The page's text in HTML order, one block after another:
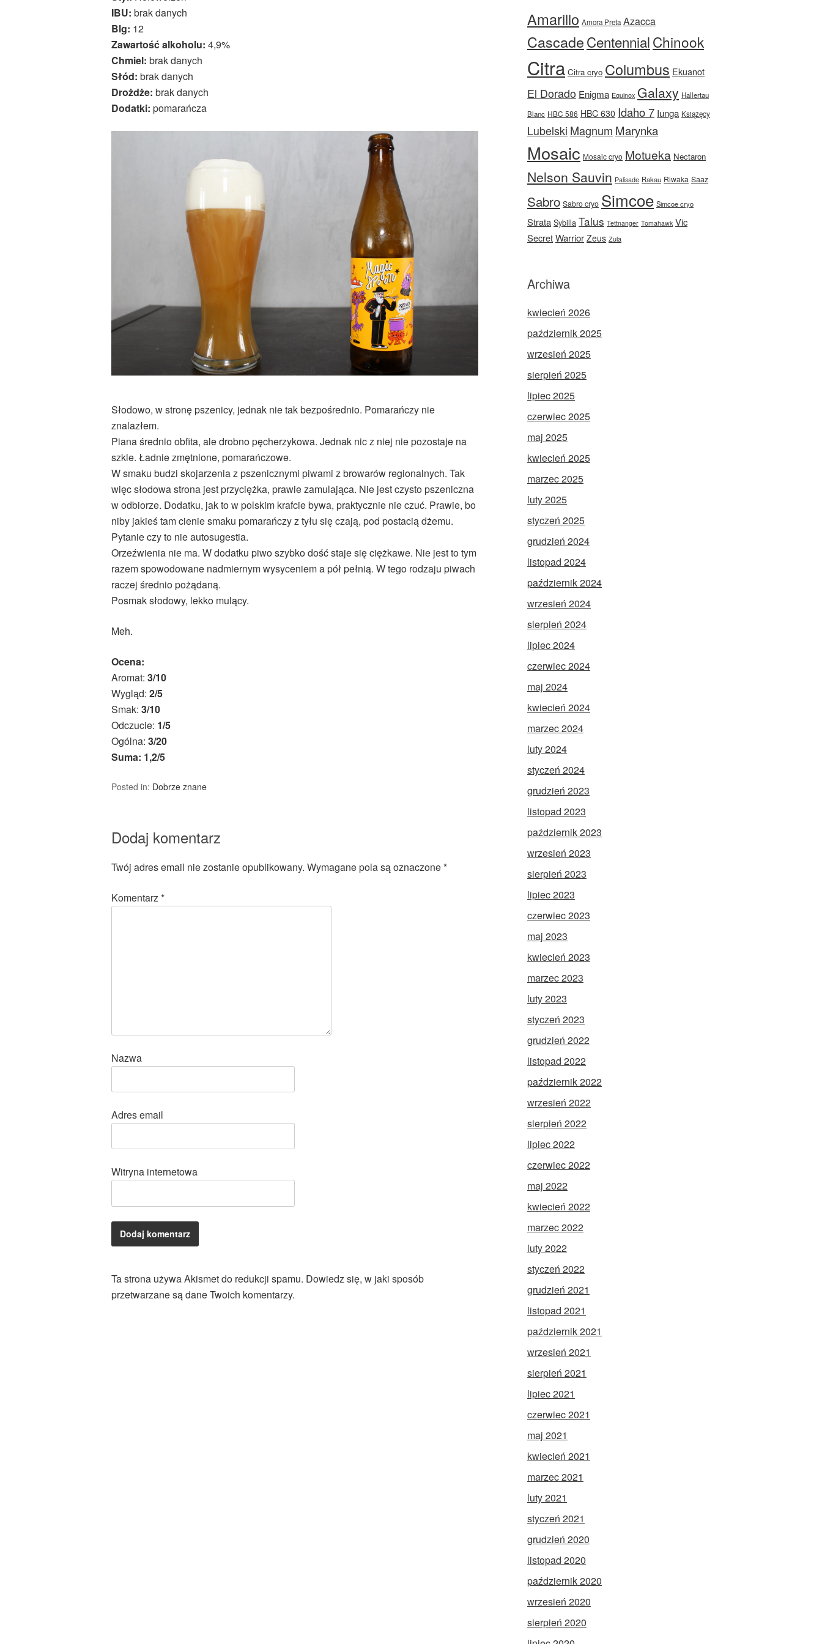
IBU: brak danych
Blg: 12
Zawartość alkoholu: 4,9%
Chmiel: brak danych
Słód: brak danych
Drożdże: brak danych
Dodatki: pomarańcza
Słodowo, w stronę pszenicy, jednak nie tak bezpośrednio. Pomarańczy nie
znalazłem.
Piana średnio obfita, ale drobno pęcherzykowa. Jednak nic z niej nie pozostaje na
szkle. Ładnie zmętnione, pomarańczowe.
W smaku budzi skojarzenia z pszenicznymi piwami z browarów regionalnych. Tak
więc słodowa strona jest przyciężka, prawie zamulająca. Nie jest czysto pszeniczna
w odbiorze. Dodatku, jak to w polskim krafcie bywa, praktycznie nie czuć. Prawie, bo
niby jakieś tam cienie smaku pomarańczy z tyłu się czają, pod postacią dżemu.
Pytanie czy to nie autosugestia.
Orzeźwienia nie ma. W dodatku piwo szybko dość staje się ciężkawe. Nie jest to tym
razem spowodowane nadmiernym wysyceniem a pół pełnią. W tego rodzaju piwach
raczej średnio pożądaną.
Posmak słodowy, lekko mulący.
Meh.
Ocena:
Aromat: 3/10
Wygląd: 2/5
Smak: 3/10
Odczucie: 1/5
Ogólna: 3/20
Suma: 1,2/5
Posted in: Dobrze znane
Dodaj komentarz
Twój adres email nie zostanie opublikowany. Wymagane pola są oznaczone*
Komentarz*
Nazwa
Adres email
Witryna internetowa
Ta strona używa Akismet do redukcji spamu. Dowiedz się, w jaki sposób
przetwarzane są dane Twoich komentarzy.
Amarillo Amora Preta Azacca
CascadeCentennialChinook
Citra Citra cryo Columbus Ekuanot
El Dorado Enigma Equinox Galaxy Hallertau
Blanc HBC 586 HBC 630 Idaho 7 Iunga Książęcy
Lubelski Magnum Marynka
Mosaic Mosaic cryo Motueka Nectaron
Nelson Sauvin Palisade Rakau Riwaka Saaz
Sabro Sabro cryo Simcoe Simcoe cryo
Strata Sybilla Talus Tettnanger Tomahawk Vic
SecretWarrior Zeus Zula
Archiwa
kwiecień 2026
październik 2025
wrzesień 2025
sierpień 2025
lipiec 2025
czerwiec 2025
maj 2025
kwiecień 2025
marzec 2025
luty 2025
styczeń 2025
grudzień 2024
listopad 2024
październik 2024
wrzesień 2024
sierpień 2024
lipiec 2024
czerwiec 2024
maj 2024
kwiecień 2024
marzec 2024
luty 2024
styczeń 2024
grudzień 2023
listopad 2023
październik 2023
wrzesień 2023
sierpień 2023
lipiec 2023
czerwiec 2023
maj 2023
kwiecień 2023
marzec 2023
luty 2023
styczeń 2023
grudzień 2022
listopad 2022
październik 2022
wrzesień 2022
sierpień 2022
lipiec 2022
czerwiec 2022
maj 2022
kwiecień 2022
marzec 2022
luty 2022
styczeń 2022
grudzień 2021
listopad 2021
październik 2021
wrzesień 2021
sierpień 2021
lipiec 2021
czerwiec 2021
maj 2021
kwiecień 2021
marzec 2021
luty 2021
styczeń 2021
grudzień 2020
listopad 2020
październik 2020
wrzesień 2020
sierpień 2020